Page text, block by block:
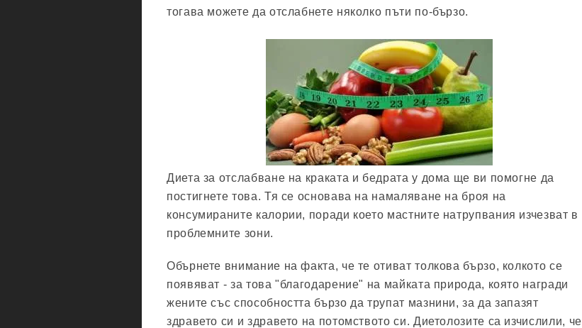
тогава можете да отслабнете няколко пъти по-бързо.
Диета за отслабване на краката и бедрата у дома ще ви помогне да
постигнете това. Тя се основава на намаляване на броя на
консумираните калории, поради което мастните натрупвания изчезват в
проблемните зони.
Обърнете внимание на факта, че те отиват толкова бързо, колкото се
появяват - за това "благодарение" на майката природа, която награди
жените със способността бързо да трупат мазнини, за да запазят
здравето си и здравето на потомството си. Диетолозите са изчислили, че